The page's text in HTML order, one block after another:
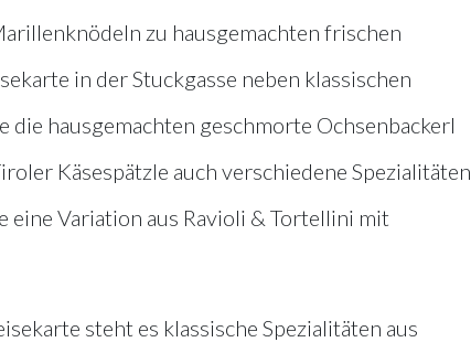
zu hausgemachten frischen
in der Stuckgasse neben klassischen
hausgemachten geschmorte Ochsenbackerl
Käsespätzle auch verschiedene Spezialitäten
Variation aus Ravioli & Tortellini mit
steht es klassische Spezialitäten aus